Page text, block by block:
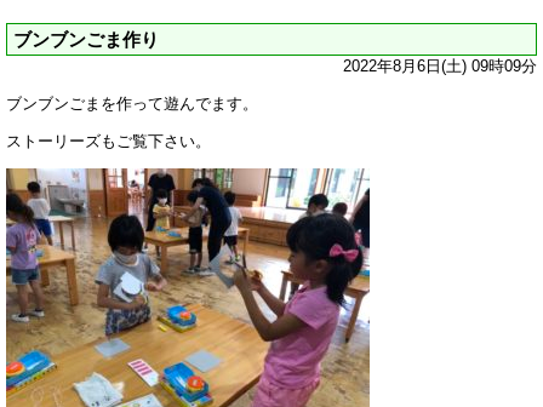
ブンブンごま作り
2022年8月6日(土) 09時09分
ブンブンごまを作って遊んでます。
ストーリーズもご覧下さい。